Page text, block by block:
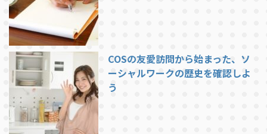
COSの友愛訪問から始まった、ソ
ーシャルワークの歴史を確認しよ
う